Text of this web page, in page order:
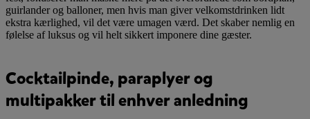
guirlander og balloner, men hvis man giver velkomstdrinken lidt
ekstra kærlighed, vil det være umagen værd. Det skaber nemlig en
følelse af luksus og vil helt sikkert imponere dine gæster.
Cocktailpinde, paraplyer og
multipakker til enhver anledning